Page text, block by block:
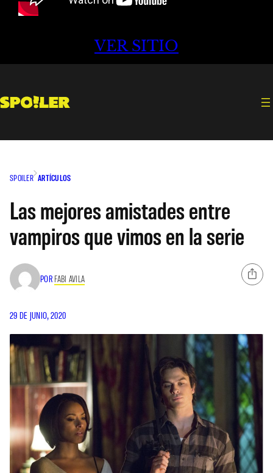
VER SITIO
SPOILER ARTÍCULOS
Las mejores amistades entre
vampiros que vimos en la serie
POR FABI AVILA
29 DE JUNIO, 2020